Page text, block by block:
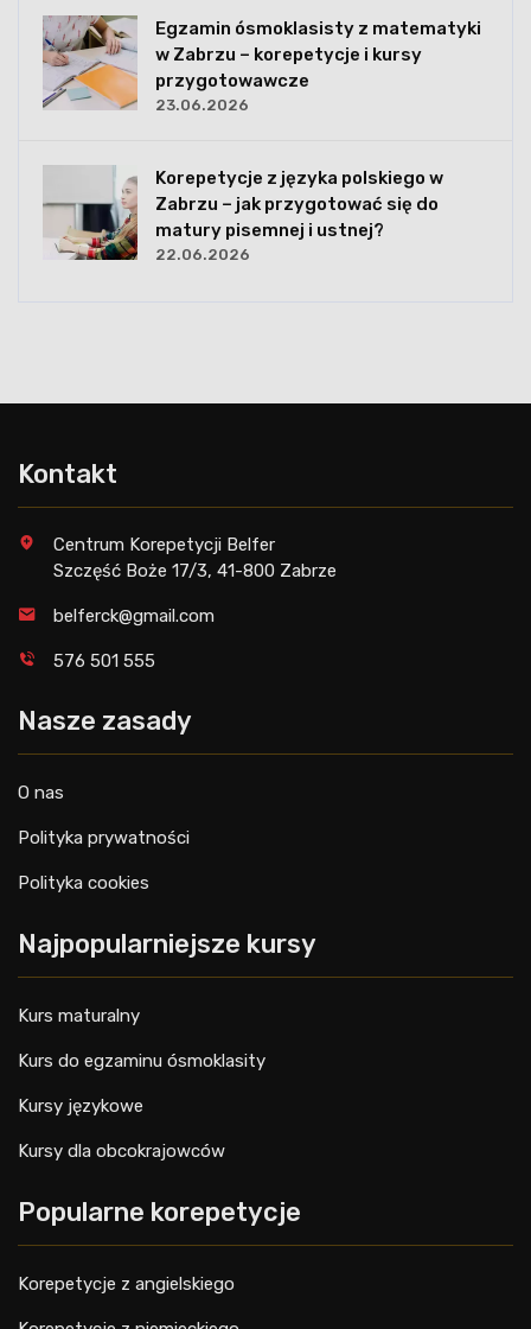
Egzamin ósmoklasisty z matematyki
w Zabrzu – korepetycje i kursy
przygotowawcze
23.06.2026
Korepetycje z języka polskiego w
Zabrzu – jak przygotować się do
matury pisemnej i ustnej?
22.06.2026
Kontakt
Centrum Korepetycji Belfer
Szczęść Boże 17/3, 41-800 Zabrze
belferck@gmail.com
576 501 555
Nasze zasady
O nas
Polityka prywatności
Polityka cookies
Najpopularniejsze kursy
Kurs maturalny
Kurs do egzaminu ósmoklasity
Kursy językowe
Kursy dla obcokrajowców
Popularne korepetycje
Korepetycje z angielskiego